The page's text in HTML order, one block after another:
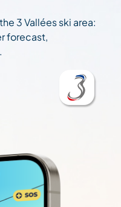
3 Vallées ski area:
forecast,